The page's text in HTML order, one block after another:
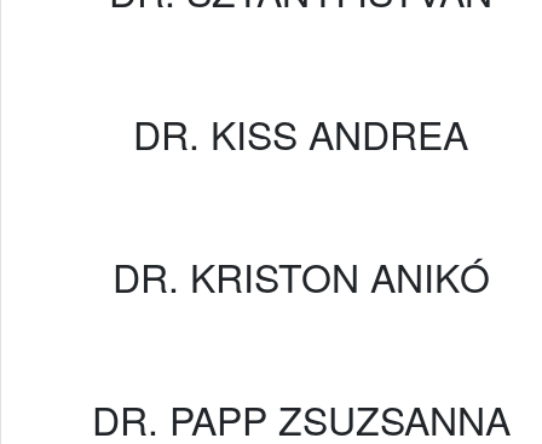
DR. KISS ANDREA
DR. KRISTON ANIKÓ
DR. PAPP ZSUZSANNA